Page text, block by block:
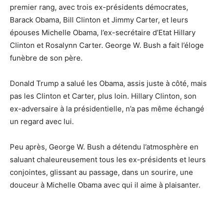
premier rang, avec trois ex-présidents démocrates,
Barack Obama, Bill Clinton et Jimmy Carter, et leurs
épouses Michelle Obama, l’ex-secrétaire d’Etat Hillary
Clinton et Rosalynn Carter. George W. Bush a fait l’éloge
funèbre de son père.
Donald Trump a salué les Obama, assis juste à côté, mais
pas les Clinton et Carter, plus loin. Hillary Clinton, son
ex-adversaire à la présidentielle, n’a pas même échangé
un regard avec lui.
Peu après, George W. Bush a détendu l’atmosphère en
saluant chaleureusement tous les ex-présidents et leurs
conjointes, glissant au passage, dans un sourire, une
douceur à Michelle Obama avec qui il aime à plaisanter.